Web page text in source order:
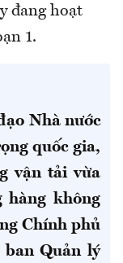
đang hoạt
1.
Nhà nước
quốc gia,
vận tải vừa
hàng không
Chính phủ
ban Quản lý